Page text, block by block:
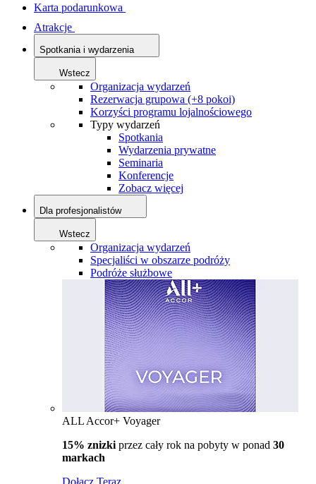
Karta podarunkowa
Atrakcje
Spotkania i wydarzenia
Wstecz
Organizacja wydarzeń
Rezerwacja grupowa (+8 pokoi)
Korzyści programu lojalnościowego
Typy wydarzeń
Spotkania
Wydarzenia prywatne
Seminaria
Konferencje
Zobacz więcej
Dla profesjonalistów
Wstecz
Organizacja wydarzeń
Specjaliści w obszarze podróży
Podróże służbowe
ALL Accor+ Voyager
15% znizki przez cały rok na pobyty w ponad 30
markach
Dołącz Teraz